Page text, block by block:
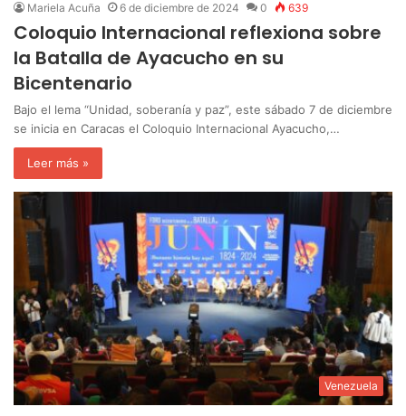
Mariela Acuña 6 de diciembre de 2024 0 639
Coloquio Internacional reflexiona sobre
la Batalla de Ayacucho en su
Bicentenario
Bajo el lema “Unidad, soberanía y paz”, este sábado 7 de diciembre
se inicia en Caracas el Coloquio Internacional Ayacucho,…
Leer más »
Venezuela